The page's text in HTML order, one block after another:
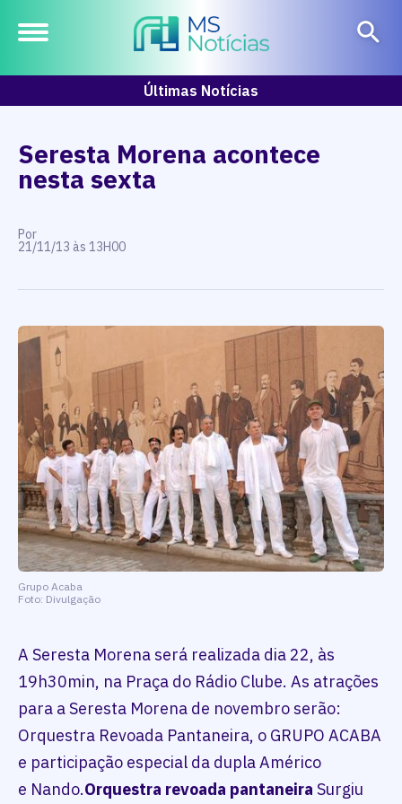
Últimas Notícias
Seresta Morena acontece
nesta sexta
Por
21/11/13 às 13H00
Grupo Acaba
Foto: Divulgação
A Seresta Morena será realizada dia 22, às
19h30min, na Praça do Rádio Clube. As atrações
para a Seresta Morena de novembro serão:
Orquestra Revoada Pantaneira, o GRUPO ACABA
e participação especial da dupla Américo
e Nando.Orquestra revoada pantaneira Surgiu